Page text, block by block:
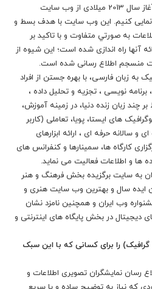
در ادامه فعالیت ها، توانستیم با آغاز سال 2013 میلادی از وب سایت
نمایی کنیم. این وب سایت با هدف بسط و
به صورتي متفاوت و با تاكيد بر
آنها راه اندازی شده است؛ این شیوه از
منسجم اطلاع رسانی شده است.
زبان فارسی، با بهره جستن از افراد
نویسی ، تجزیه و تحلیل داده ،
چند زبان زنده دنیا، در زمینه آموزش،
های ایستا، پویا، تعاملی (کاربر
سالانه حرفه ای ، ارائه ابزارهای
کارگاه ها، سمینارها و کنفرانس های
ها و اطلاعات فعالیت می نماید.
به سایت برگزیده بخش فرهنگ و هنر
ایده سال و بهترین وب سایت هنری و
وب ایران و همچنین نامزد نشان
در بخش پایگاه های اینترنتی و
را برای کسانی که با این سبک
رسان نمایشگران تصویری اطلاعات و